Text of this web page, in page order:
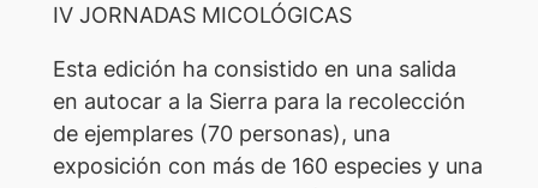
IV JORNADAS MICOLÓGICAS
Esta edición ha consistido en una salida
en autocar a la Sierra para la recolección
de ejemplares (70 personas), una
exposición con más de 160 especies y una